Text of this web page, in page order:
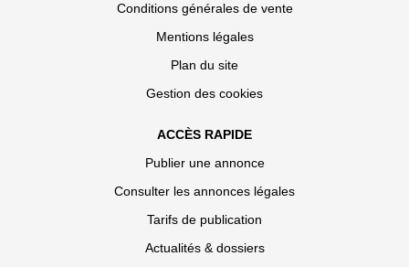
Conditions générales de vente
Mentions légales
Plan du site
Gestion des cookies
ACCÈS RAPIDE
Publier une annonce
Consulter les annonces légales
Tarifs de publication
Actualités & dossiers